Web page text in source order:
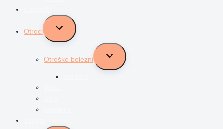
Otroci
Toggle
menu
Otroške bolezni
Toggle
menu